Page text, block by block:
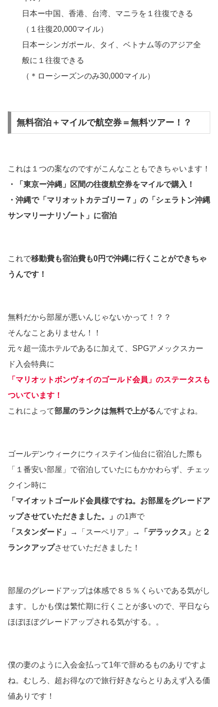
日本ー中国、香港、台湾、マニラを１往復できる
（１往復20,000マイル）
日本ーシンガポール、タイ、ベトナム等のアジア全
般に１往復できる
（＊ローシーズンのみ30,000マイル）
無料宿泊＋マイルで航空券＝無料ツアー！？
これは１つの案なのですがこんなこともできちゃいます！
・「東京ー沖縄」区間の往復航空券をマイルで購入！
・沖縄で「マリオットカテゴリー７」の「シェラトン沖縄
サンマリーナリゾート」に宿泊
これで移動費も宿泊費も0円で沖縄に行くことができちゃ
うんです！
無料だから部屋が悪いんじゃないかって！？？
そんなことありません！！
元々超一流ホテルであるに加えて、SPGアメックスカー
ド入会特典に
「マリオットボンヴォイのゴールド会員」のステータスも
ついています！
これによって部屋のランクは無料で上がるんですよね。
ゴールデンウィークにウィステイン仙台に宿泊した際も
「１番安い部屋」で宿泊していたにもかかわらず、チェッ
クイン時に
「マイオットゴールド会員様ですね。お部屋をグレードア
ップさせていただきました。」 の1声で
「スタンダード」
→「スーペリア」→ 「デラックス」 と ２
ランクアップさせていただきました！
部屋のグレードアップは体感で８５％くらいである気がし
ます。しかも僕は繁忙期に行くことが多いので、平日なら
ほぼほぼグレードアップされる気がする。。
僕の妻のように入会金払って1年で辞めるものありですよ
ね。むしろ、超お得なので旅行好きならとりあえず入る価
値ありです！